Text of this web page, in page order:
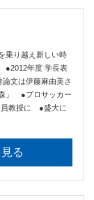
乗り越え新しい時
年度 学長表
文は伊藤麻由美さ
」 ●プロサッカー
員教授に ●盛大に
る